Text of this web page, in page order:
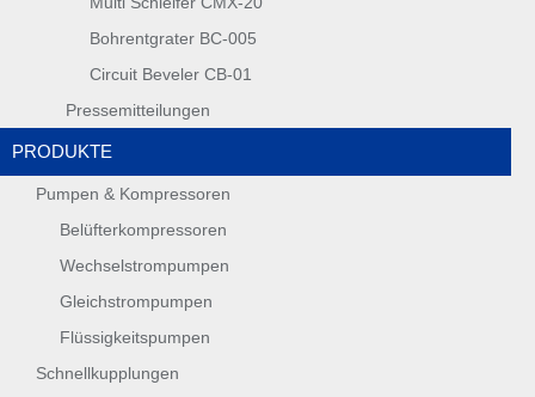
Bohrentgrater BC-005
Circuit Beveler CB-01
Pressemitteilungen
PRODUKTE
Pumpen & Kompressoren
Belüfterkompressoren
Wechselstrompumpen
Gleichstrompumpen
Flüssigkeitspumpen
Schnellkupplungen